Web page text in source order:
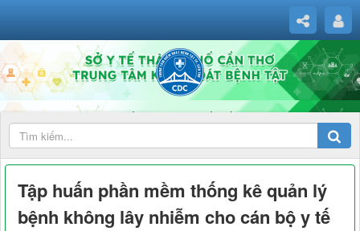
Tập huấn phần mềm thống kê quản lý
bệnh không lây nhiễm cho cán bộ y tế